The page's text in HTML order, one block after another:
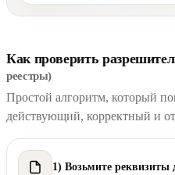
Как проверить
реестры)
Простой алгоритм, который
действующий, корректный и
1) Возьмите реквизиты